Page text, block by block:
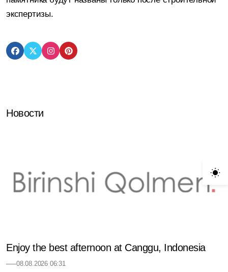
экспертизы.
Новости
Enjoy the best afternoon at Canggu, Indonesia
08.08.2026 06:31